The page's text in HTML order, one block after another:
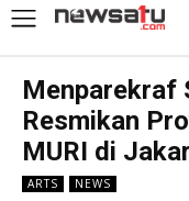
Menparekraf
Resmikan
MURI di
ARTS NEWS